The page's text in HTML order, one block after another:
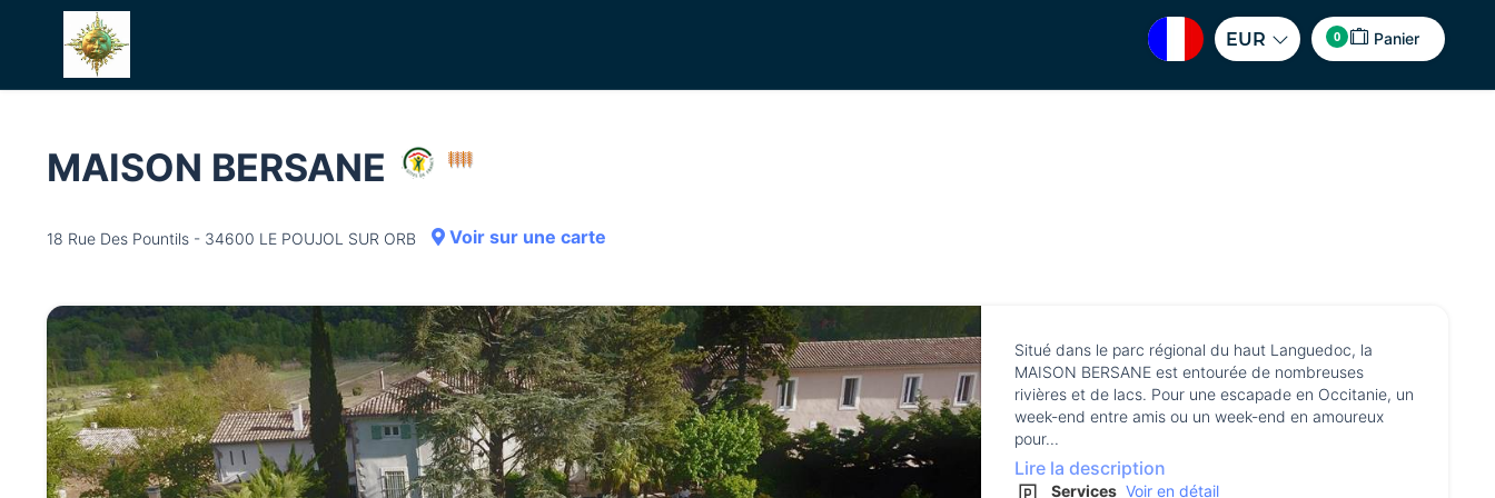
EUR 0 Panier
MAISON BERSANE
18 Rue Des Pountils - 34600 LE POUJOL SUR ORB Voir sur une carte
Situé dans le parc régional du haut Languedoc, la
MAISON BERSANE est entourée de nombreuses
rivières et de lacs. Pour une escapade en Occitanie, un
week-end entre amis ou un week-end en amoureux
pour...
Lire la description
Services Voir en détail